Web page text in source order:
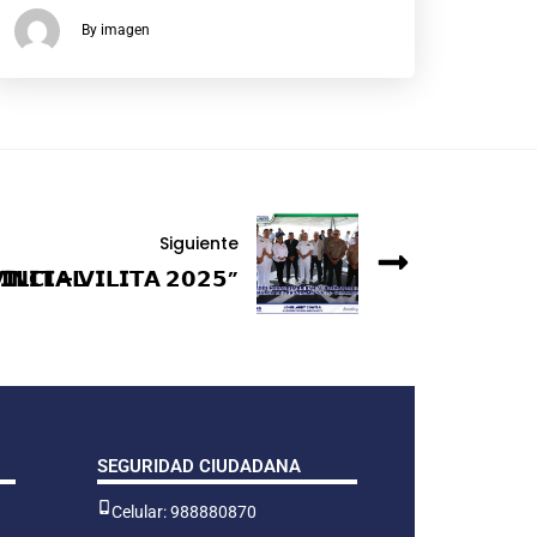
By imagen
Siguiente
– 𝗩𝗜𝗟𝗜𝗧𝗔 𝟮𝟬𝟮𝟱”
SEGURIDAD CIUDADANA
Celular: 988880870